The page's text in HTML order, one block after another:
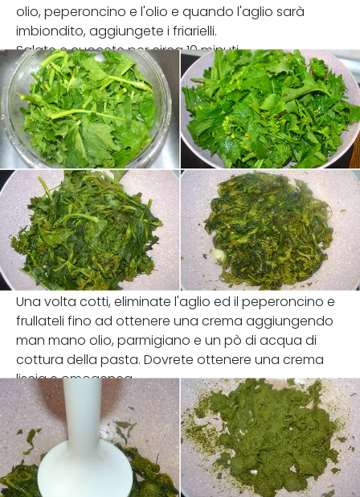
olio, peperoncino e l'olio e quando l'aglio sarà
imbiondito, aggiungete i friarielli.
Salate e cuocete per circa 10 minuti.
Una volta cotti, eliminate l'aglio ed il peperoncino e
frullateli fino ad ottenere una crema aggiungendo
man mano olio, parmigiano e un pò di acqua di
cottura della pasta. Dovrete ottenere una crema
liscia e omogenea.